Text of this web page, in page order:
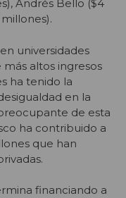
Andrés Bello ($4
universidades
más altos ingresos
ha tenido la
en la
de esta
ha contribuido a
que han
financiando a